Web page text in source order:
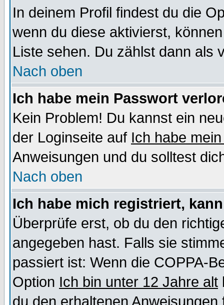
In deinem Profil findest du die
wenn du diese aktivierst,
Liste sehen. Du zählst dann als
Nach oben
Ich habe mein Passwort
Kein Problem! Du kannst ein
der Loginseite auf Ich habe
Anweisungen und du solltest
Nach oben
Ich habe mich registriert,
Überprüfe erst, ob du den
angegeben hast. Falls sie
passiert ist: Wenn die COPPA-
Option Ich bin unter 12 Jahre alt
du den erhaltenen